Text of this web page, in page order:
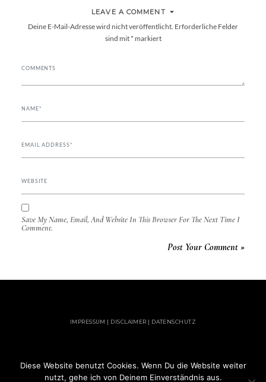
LEAVE A COMMENT
Deine E-Mail-Adresse wird nicht veröffentlicht. Erforderliche Felder
sind mit* markiert
Save My Name, Email, And Website In This Browser For The Next Time I
Comment.
IMPRESSUM | DISCLAIMER | DATENSCHUTZ
Diese Website benutzt Cookies. Wenn Du die Website weiter
nutzt, gehe ich von Deinem Einverständnis aus.